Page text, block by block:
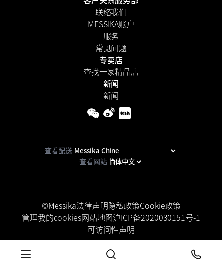
联络我们
MESSIKA账户
服务
常见问题
专卖店
查找一家精品店
新闻
新闻
©Messika法律声明隐私政策Cookie政策
管理我的cookies网站地图沪ICP备2020030151号-1
可访问性声明
查看配送
查看网站